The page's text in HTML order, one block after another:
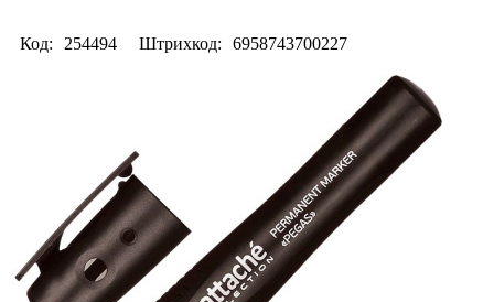
Код: 254494 Штрихкод: 6958743700227